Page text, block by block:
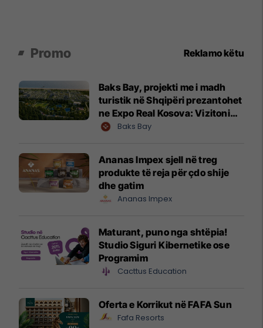
Promo Reklamo këtu
Baks Bay, projekti me i madh
turistik në Shqipëri prezantohet
ne Expo Real Kosova: Vizitoni
shtandin dhe zbuloni
Baks Bay
Ananas Impex sjell në treg
produkte të reja për çdo shije
dhe gatim
Ananas Impex
Maturant, puno nga shtëpia!
Studio Siguri Kibernetike ose
Programim
Cacttus Education
Oferta e Korrikut në FAFA Sun
Fafa Resorts